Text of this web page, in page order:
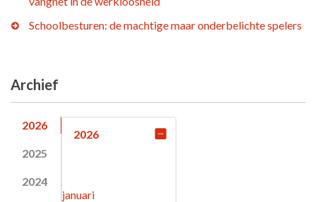
Schoolbesturen: de machtige maar onderbelichte spelers
Archief
2026
2025
2024
2026
januari